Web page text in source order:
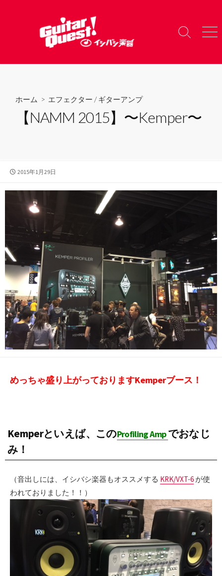
へ
検
り
メ
ー
ホーム > エフェクター /ギターアンプ
【NAMM 2015】〜Kemper〜
公
日
2015年1月29日
めっちゃ盛り上がっておりますKemperブース！
Kemperといえば、このProfiling Ampでおなじ
み！
（音出しには、イシバシ楽器もオススメする KRK/VXT-6 が使
われておりました！！）